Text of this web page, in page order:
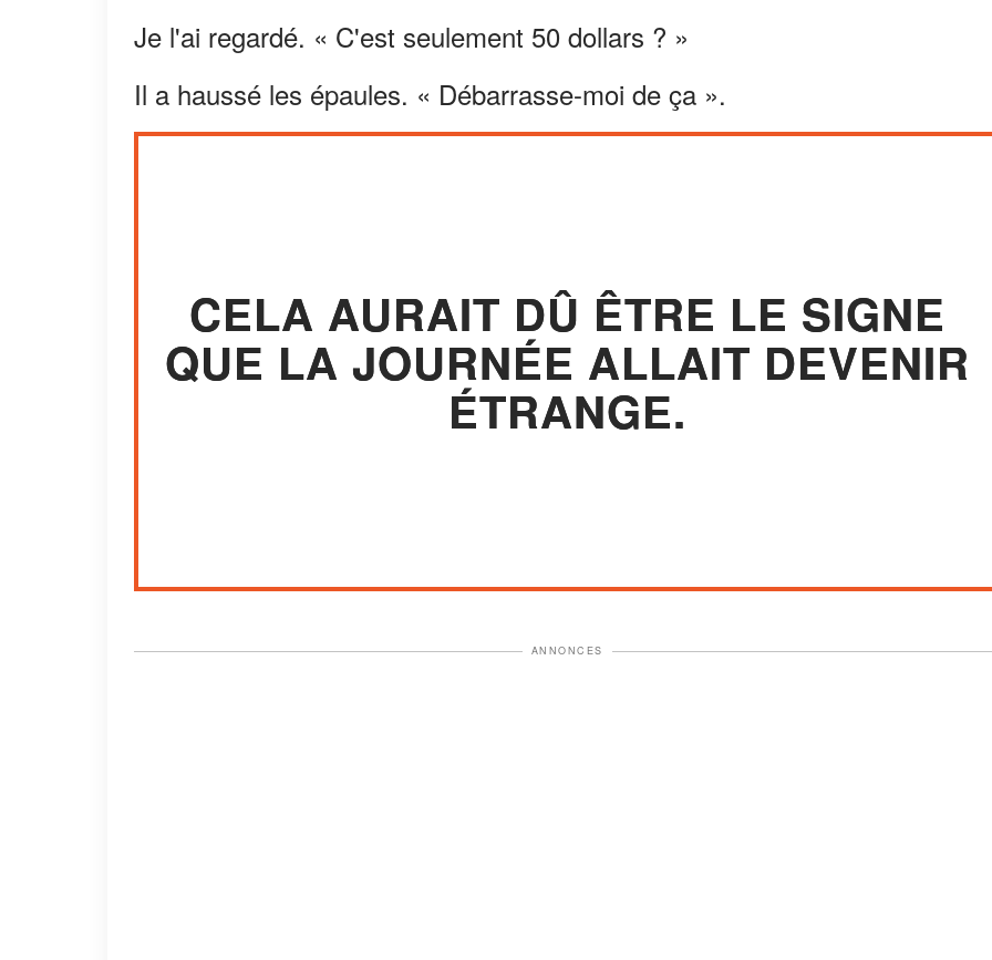
Je l'ai regardé. « C'est seulement 50 dollars ? »
Il a haussé les épaules. « Débarrasse-moi de ça ».
CELA AURAIT DÛ ÊTRE LE SIGNE
QUE LA JOURNÉE ALLAIT DEVENIR
ÉTRANGE.
ANNONCES